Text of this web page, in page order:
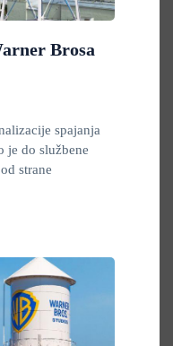
Brosa
spajanja
je do službene
strane